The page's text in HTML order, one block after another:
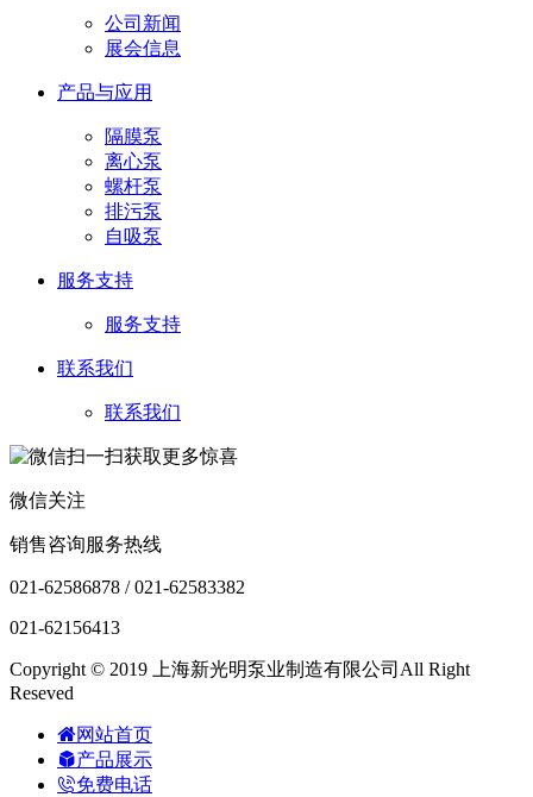
公司新闻
展会信息
产品与应用
隔膜泵
离心泵
螺杆泵
排污泵
自吸泵
服务支持
服务支持
联系我们
联系我们
微信关注
销售咨询服务热线
021-62586878 / 021-62583382
021-62156413
Copyright © 2019 上海新光明泵业制造有限公司All Right
Reseved
网站首页
产品展示
免费电话